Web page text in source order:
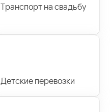
Транспорт на свадьбу
Детские перевозки